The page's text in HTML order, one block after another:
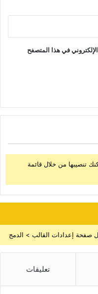
في هذا المتصفح
تنصيبها من خلال قائمة
تعليقات